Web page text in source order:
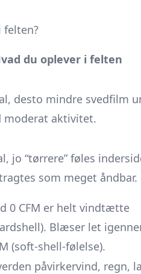
felten?
du oplever i felten
desto mindre svedfilm
moderat aktivitet.
jo “tørrere” føles
som meget åndbar.
0 CFM er helt vindtætte
Blæser let
(soft-shell-følelse).
påvirkervind, regn,